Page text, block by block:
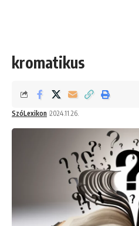
kromatikus
SzóLexikon 2024.11.26.